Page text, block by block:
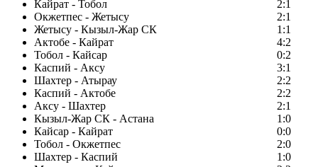
Кайрат - Тобол
2:1
Окжетпес - Жетысу
2:1
Жетысу - Кызыл-Жар СК
1:1
Актобе - Кайрат
4:2
Тобол - Кайсар
0:2
Каспий - Аксу
3:1
Шахтер - Атырау
2:2
Каспий - Актобе
2:2
Аксу - Шахтер
2:1
Кызыл-Жар СК - Астана
1:0
Кайсар - Кайрат
0:0
Тобол - Окжетпес
2:0
Шахтер - Каспий
1:0